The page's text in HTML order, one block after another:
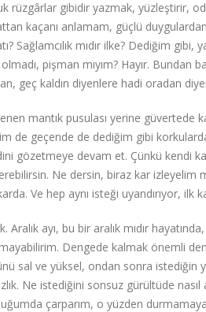
rüzgârlar gibidir yazmak, yüzleştirir,
kaçanı anlamam, güçlü
Sağlamcılık mıdır ilke? Dediğim
pişman mıyım? Hayır. Bundan
geç kaldın diyenlere hadi oradan
mantık pusulası yerine güvertede
de geçende de dediğim gibi
gözetmeye devam et. Çünkü kendi
Ne dersin, biraz kar izleyelim
Ve hep aynı isteği uyandırıyor,
Aralık ayı, bu bir aralık mıdır
Dengede kalmak önemli
sal ve yüksel, ondan sonra istediğin
Ne istediğini sonsuz gürültüde
çarparım, o yüzden